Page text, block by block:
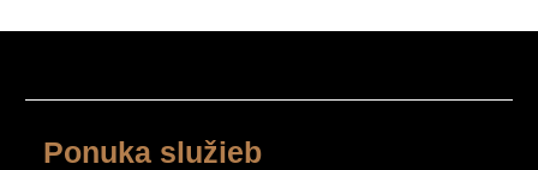
Ponuka služieb